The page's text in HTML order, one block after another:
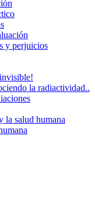
y perjuicios
la radiactividad..
la salud humana